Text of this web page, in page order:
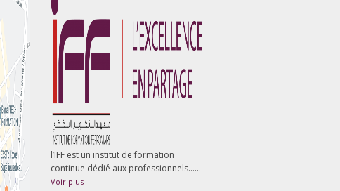
l’IFF est un institut de formation
continue dédié aux professionnels……
Voir plus